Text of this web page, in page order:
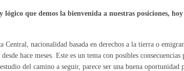
que demos la bienvenida a nuestras posiciones,
nacionalidad basada en derechos a la tierra o
hace meses. Este es un tema con posibles
del camino a seguir, parece ser una buena oportunidad